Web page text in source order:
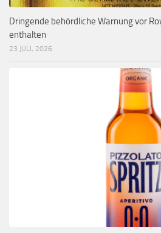
Dringende behördliche Warnung vor
enthalten
23 JULI, 2026